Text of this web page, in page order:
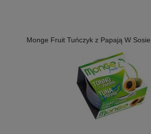
Monge Fruit Tuńczyk z Papają W